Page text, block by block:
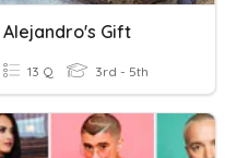
Alejandro's Gift
13 Q 3rd - 5th